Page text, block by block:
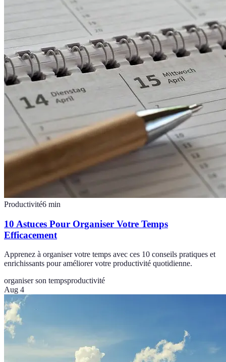
Productivité6 min
10 Astuces Pour Organiser Votre Temps
Efficacement
Apprenez à organiser votre temps avec ces 10 conseils pratiques et
enrichissants pour améliorer votre productivité quotidienne.
organiser son tempsproductivité
Aug 4